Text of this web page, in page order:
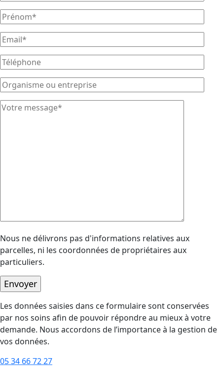
Nous ne délivrons pas d'informations relatives aux
parcelles, ni les coordonnées de propriétaires aux
particuliers.
Les données saisies dans ce formulaire sont conservées
par nos soins afin de pouvoir répondre au mieux à votre
demande. Nous accordons de l’importance à la gestion de
vos données.
05 34 66 72 27